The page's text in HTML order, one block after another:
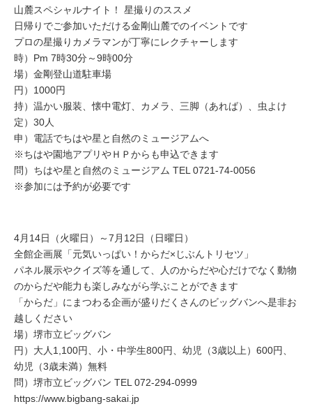
山麓スペシャルナイト！ 星撮りのススメ
日帰りでご参加いただける金剛山麓でのイベントです
プロの星撮りカメラマンが丁寧にレクチャーします
時）Pm 7時30分～9時00分
場）金剛登山道駐車場
円）1000円
持）温かい服装、懐中電灯、カメラ、三脚（あれば）、虫よけ
定）30人
申）電話でちはや星と自然のミュージアムへ
※ちはや園地アプリやＨＰからも申込できます
問）ちはや星と自然のミュージアム TEL 0721-74-0056
※参加には予約が必要です
4月14日（火曜日）～7月12日（日曜日）
全館企画展「元気いっぱい！からだ×じぶんトリセツ」
パネル展示やクイズ等を通して、人のからだや心だけでなく動物
のからだや能力も楽しみながら学ぶことができます
「からだ」にまつわる企画が盛りだくさんのビッグバンへ是非お
越しください
場）堺市立ビッグバン
円）大人1,100円、小・中学生800円、幼児（3歳以上）600円、
幼児（3歳未満）無料
問）堺市立ビッグバン TEL 072-294-0999
https://www.bigbang-sakai.jp